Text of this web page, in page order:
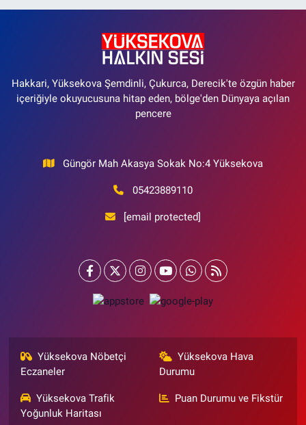
Hakkari, Yüksekova Şemdinli, Çukurca, Derecik'te özgün haber
içeriğiyle okuyucusuna hitap eden, bölge'den Dünyaya açılan
pencere
Güngör Mah Akasya Sokak No:4 Yüksekova
05423889110
[email protected]
Yüksekova Nöbetçi
Eczaneler
Yüksekova Hava
Durumu
Yüksekova Trafik
Yoğunluk Haritası
Puan Durumu ve Fikstür